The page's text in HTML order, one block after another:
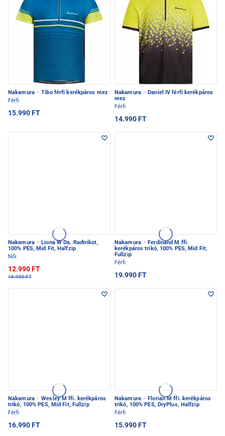
Nakamura · Tibo férfi kerékpáros mez
Férfi
15.990 FT
Nakamura · Daniel IV férfi kerékpáros
mez
Férfi
14.990 FT
Nakamura · Liona W Da. Radtrikot,
100% PES, Mid Fit, Halfzip
Női
12.990 FT
16.990 FT
Nakamura · Ferdinand M ffi.
kerékpáros trikó, 100% PES, Mid Fit,
Fullzip
Férfi
19.990 FT
Nakamura · Wesley M ffi. kerékpáros
trikó, 100% PES, Mid Fit, Fullzip
Férfi
16.990 FT
Nakamura · Florian M ffi. kerékpáros
trikó, 100% PES, DryPlus, Halfzip
Férfi
15.990 FT